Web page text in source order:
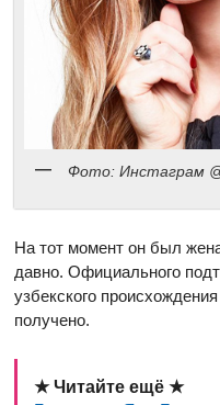
Фото: Инстаграм
На тот момент он был
давно. Официального
узбекского
получено.
★ Читайте ещё ★